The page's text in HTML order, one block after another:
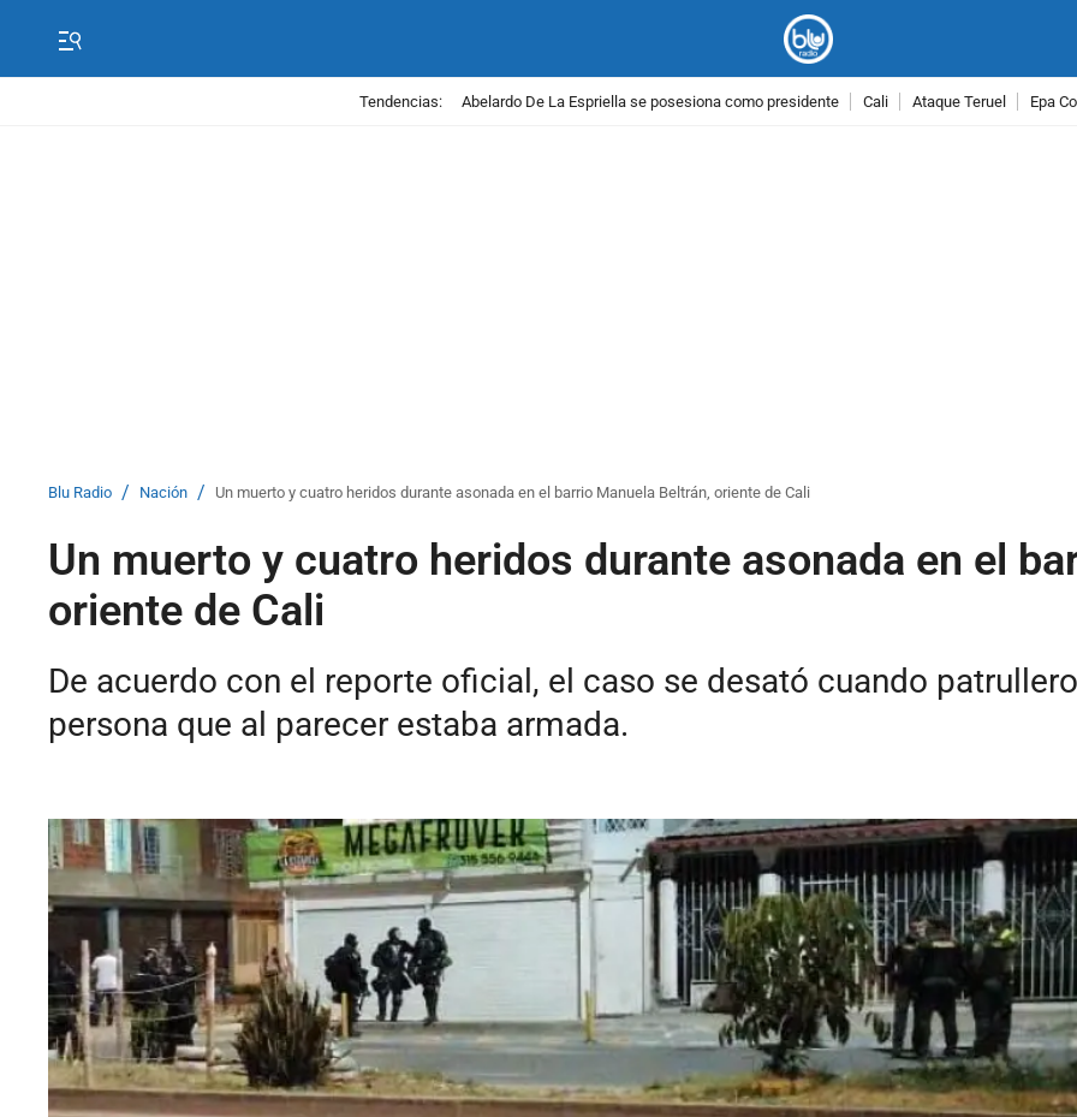
Tendencias: Abelardo De La Espriella se posesiona como presidente Cali Ataque Teruel Epa
Blu Radio / Nación / Un muerto y cuatro heridos durante asonada en el barrio Manuela Beltrán, oriente de Cali
Un muerto y cuatro heridos durante asonada en el
oriente de Cali
De acuerdo con el reporte oficial, el caso se desató cuando
persona que al parecer estaba armada.